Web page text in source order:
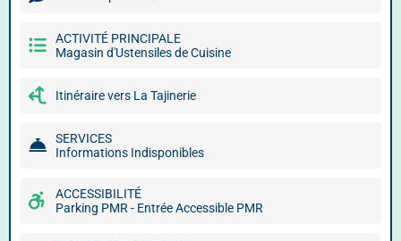
ACTIVITÉ PRINCIPALE
Magasin d'Ustensiles de Cuisine
Itinéraire vers La Tajinerie
SERVICES
Informations Indisponibles
ACCESSIBILITÉ
Parking PMR - Entrée Accessible PMR